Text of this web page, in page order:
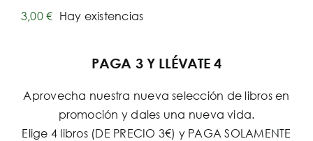
3,00€ Hay existencias
PAGA 3 Y LLÉVATE 4
Aprovecha nuestra nueva selección de libros en
promoción y dales una nueva vida.
Elige 4 libros (DE PRECIO 3€) y PAGA SOLAMENTE